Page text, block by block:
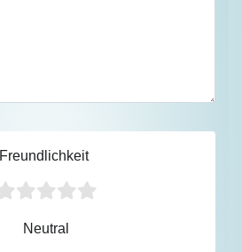
Freundlichkeit
Neutral